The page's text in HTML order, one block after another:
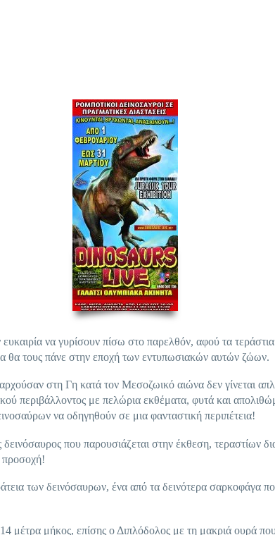
να γυρίσουν πίσω στο παρελθόν, αφού τα
θα τους πάνε στην εποχή των εντυπωσιακών αυτών ζώων.
στη Γη κατά τον Μεσοζωικό αιώνα δεν γίνεται
περιβάλλοντος με πελώρια εκθέματα, φυτά και
να οδηγηθούν σε μια φανταστική περιπέτεια!
που παρουσιάζεται στην έκθεση, τεραστίων
προσοχή!
των δεινόσαυρων, ένα από τα δεινότερα σαρκοφάγα
μέτρα μήκος, επίσης ο Διπλόδολος με τη μακριά ουρά